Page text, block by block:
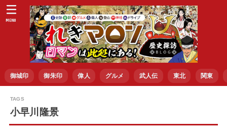
御城印 御朱印 偉人 グルメ 武人伝 東北 関東
MENU
小早川隆景